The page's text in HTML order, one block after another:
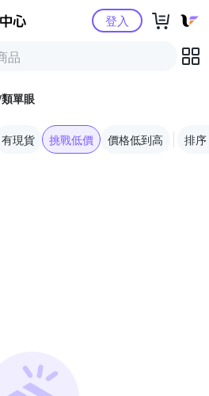
Yahoo購物中心登入
單眼
有現貨 挑戰低價 價格低到高 排序